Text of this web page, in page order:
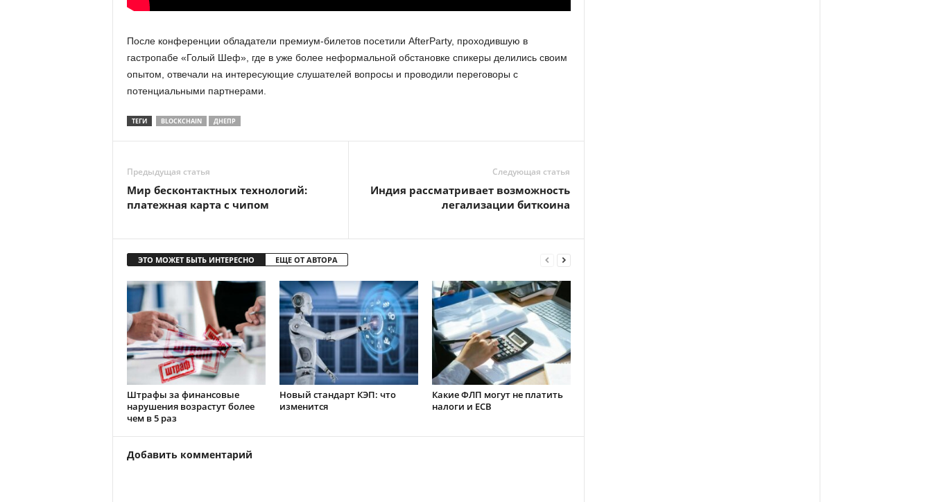
После конференции обладатели премиум-билетов посетили AfterParty, проходившую в
гастропабе «Голый Шеф», где в уже более неформальной обстановке спикеры делились своим
опытом, отвечали на интересующие слушателей вопросы и проводили переговоры с
потенциальными партнерами.
ТЕГИ BLOCKCHAIN ДНЕПР
Предыдущая статья
Мир бесконтактных технологий:
платежная карта с чипом
Следующая статья
Индия рассматривает возможность
легализации биткоина
ЭТО МОЖЕТ БЫТЬ ИНТЕРЕСНО ЕЩЕ ОТ АВТОРА
Штрафы за финансовые
нарушения возрастут более
чем в 5 раз
Новый стандарт КЭП: что
изменится
Какие ФЛП могут не платить
налоги и ЕСВ
Добавить комментарий